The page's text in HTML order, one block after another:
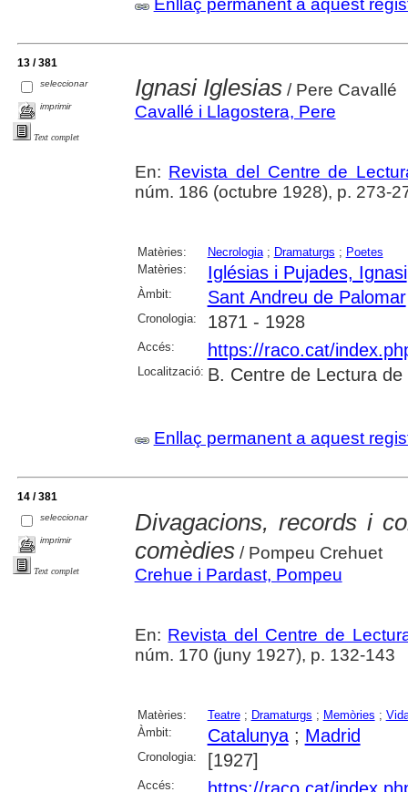
Enllaç permanent a aquest
13 / 381
seleccionar
imprimir
Text complet
Ignasi Iglesias/ Pere Cavallé
Cavallé i Llagostera, Pere
En: Revista del Centre de
núm. 186 (octubre 1928), p. 273-
Matèries: Necrologia; Dramaturgs ; Poetes
Matèries:
Iglésias i Pujades, Ignasi
Àmbit: Sant Andreu de Palomar
Cronologia: 1871 - 1928
Accés: https://raco.cat/
Localització: B. Centre de Lectura de
Enllaç permanent a aquest
14 / 381
seleccionar
imprimir
Text complet
Divagacions, records i
comèdies/ Pompeu Crehuet
Crehue i Pardast, Pompeu
En: Revista del Centre de
núm. 170 (juny 1927), p. 132-143
Matèries: Teatre; Dramaturgs ; Memòries ;
Àmbit:
Catalunya; Madrid
Cronologia: [1927]
Accés: https://raco.cat/